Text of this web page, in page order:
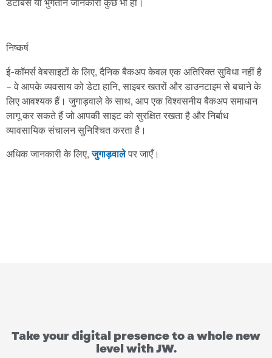
ई-कॉमर्स वेबसाइटों के लिए, दैनिक बैकअप केवल एक अतिरिक्त सुविधा नहीं है
– वे आपके व्यवसाय को डेटा हानि, साइबर खतरों और डाउनटाइम से बचाने के
लिए आवश्यक हैं। जुगाड़वाले के साथ, आप एक विश्वसनीय बैकअप समाधान
लागू कर सकते हैं जो आपकी साइट को सुरक्षित रखता है और निर्बाध
व्यावसायिक संचालन सुनिश्चित करता है।
अधिक जानकारी के लिए,जुगाड़वालेपर जाएँ।
Take your digital presence to a whole new
level with JW.